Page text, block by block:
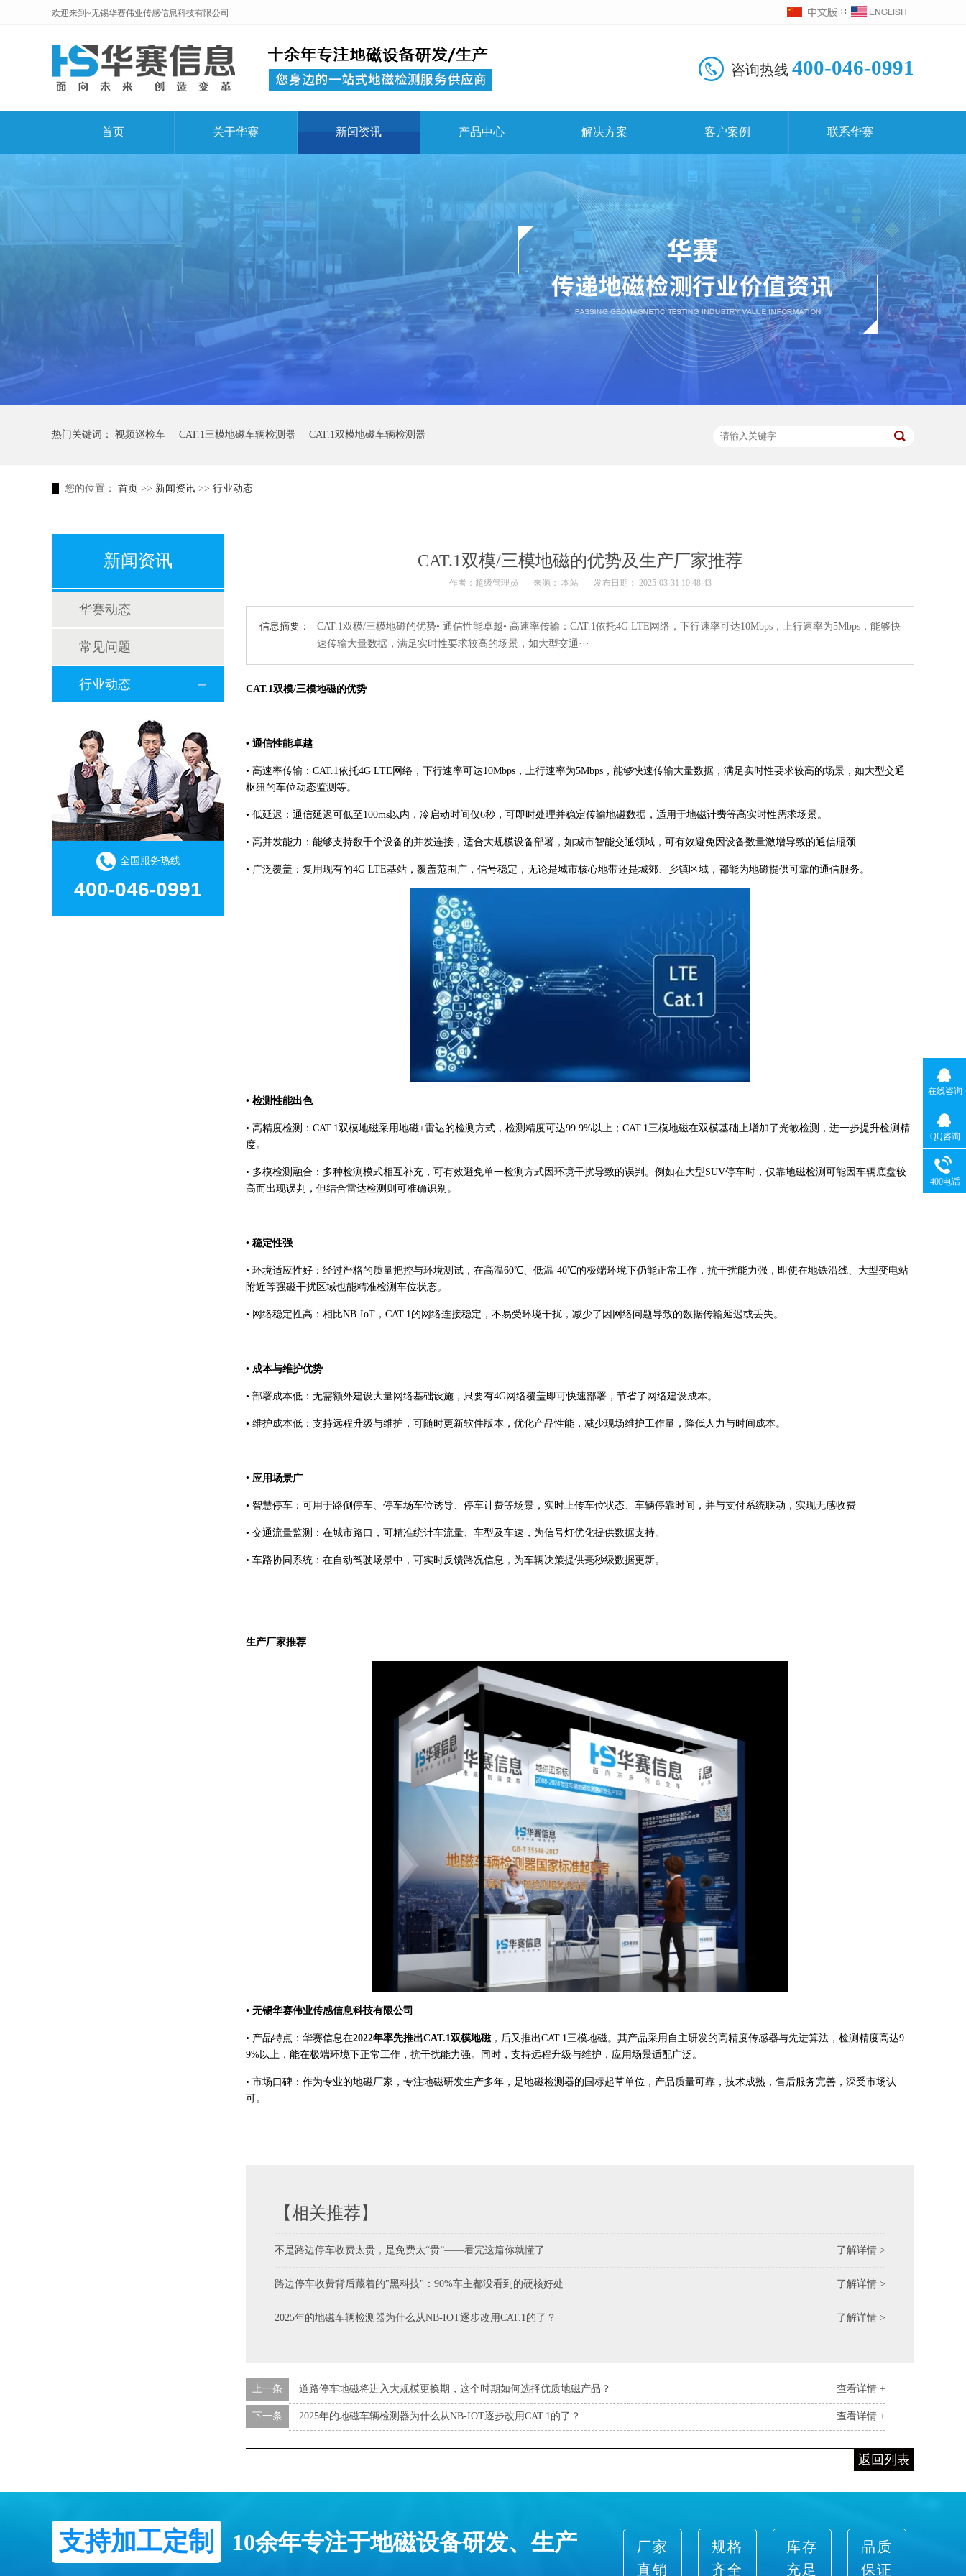
欢迎来到~无锡华赛伟业传感信息科技有限公司 ∷
咨询热线 400-046-0991
首页 关于华赛 新闻资讯 产品中心 解决方案 客户案例 联系华赛
热门关键词： 视频巡检车 CAT.1三模地磁车辆检测器 CAT.1双模地磁车辆检测器
您的位置： 首页 >> 新闻资讯 >> 行业动态
新闻资讯
华赛动态
常见问题
行业动态
全国服务热线
400-046-0991
CAT.1双模/三模地磁的优势及生产厂家推荐
作者：超级管理员 来源： 本站 发布日期： 2025-03-31 10:48:43
信息摘要：
CAT.1双模/三模地磁的优势• 通信性能卓越• 高速率传输：CAT.1依托4G LTE网络，下行速率可达10Mbps，上行速率为5Mbps，能够快
速传输大量数据，满足实时性要求较高的场景，如大型交通···
CAT.1双模/三模地磁的优势
• 通信性能卓越
• 高速率传输：CAT.1依托4G LTE网络，下行速率可达10Mbps，上行速率为5Mbps，能够快速传输大量数据，满足实时性要求较高的场景，如大型交通
枢纽的车位动态监测等。
• 低延迟：通信延迟可低至100ms以内，冷启动时间仅6秒，可即时处理并稳定传输地磁数据，适用于地磁计费等高实时性需求场景。
• 高并发能力：能够支持数千个设备的并发连接，适合大规模设备部署，如城市智能交通领域，可有效避免因设备数量激增导致的通信瓶颈
• 广泛覆盖：复用现有的4G LTE基站，覆盖范围广，信号稳定，无论是城市核心地带还是城郊、乡镇区域，都能为地磁提供可靠的通信服务。
• 检测性能出色
• 高精度检测：CAT.1双模地磁采用地磁+雷达的检测方式，检测精度可达99.9%以上；CAT.1三模地磁在双模基础上增加了光敏检测，进一步提升检测精
度。
• 多模检测融合：多种检测模式相互补充，可有效避免单一检测方式因环境干扰导致的误判。例如在大型SUV停车时，仅靠地磁检测可能因车辆底盘较
高而出现误判，但结合雷达检测则可准确识别。
• 稳定性强
• 环境适应性好：经过严格的质量把控与环境测试，在高温60℃、低温-40℃的极端环境下仍能正常工作，抗干扰能力强，即使在地铁沿线、大型变电站
附近等强磁干扰区域也能精准检测车位状态。
• 网络稳定性高：相比NB-IoT，CAT.1的网络连接稳定，不易受环境干扰，减少了因网络问题导致的数据传输延迟或丢失。
• 成本与维护优势
• 部署成本低：无需额外建设大量网络基础设施，只要有4G网络覆盖即可快速部署，节省了网络建设成本。
• 维护成本低：支持远程升级与维护，可随时更新软件版本，优化产品性能，减少现场维护工作量，降低人力与时间成本。
• 应用场景广
• 智慧停车：可用于路侧停车、停车场车位诱导、停车计费等场景，实时上传车位状态、车辆停靠时间，并与支付系统联动，实现无感收费
• 交通流量监测：在城市路口，可精准统计车流量、车型及车速，为信号灯优化提供数据支持。
• 车路协同系统：在自动驾驶场景中，可实时反馈路况信息，为车辆决策提供毫秒级数据更新。
生产厂家推荐
• 无锡华赛伟业传感信息科技有限公司
• 产品特点：华赛信息在2022年率先推出CAT.1双模地磁，后又推出CAT.1三模地磁。其产品采用自主研发的高精度传感器与先进算法，检测精度高达9
9%以上，能在极端环境下正常工作，抗干扰能力强。同时，支持远程升级与维护，应用场景适配广泛。
• 市场口碑：作为专业的地磁厂家，专注地磁研发生产多年，是地磁检测器的国标起草单位，产品质量可靠，技术成熟，售后服务完善，深受市场认
可。
【相关推荐】
了解详情 >
不是路边停车收费太贵，是免费太“贵”——看完这篇你就懂了
了解详情 >
路边停车收费背后藏着的"黑科技"：90%车主都没看到的硬核好处
了解详情 >
2025年的地磁车辆检测器为什么从NB-IOT逐步改用CAT.1的了？
查看详情 +
上一条 道路停车地磁将进入大规模更换期，这个时期如何选择优质地磁产品？
查看详情 +
下一条 2025年的地磁车辆检测器为什么从NB-IOT逐步改用CAT.1的了？
返回列表
支持加工定制 10余年专注于地磁设备研发、生产
厂家
直销
规格
齐全
库存
充足
品质
保证
在线咨询
QQ咨询
400电话